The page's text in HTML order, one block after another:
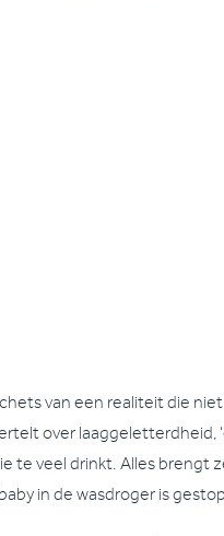
van een realiteit die
over laaggeletterdheid,
te veel drinkt. Alles brengt
in de wasdroger is